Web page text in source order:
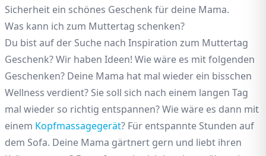
Sicherheit ein schönes Geschenk für deine Mama.
Was kann ich zum Muttertag schenken?
Du bist auf der Suche nach Inspiration zum Muttertag
Geschenk? Wir haben Ideen! Wie wäre es mit folgenden
Geschenken? Deine Mama hat mal wieder ein bisschen
Wellness verdient? Sie soll sich nach einem langen Tag
mal wieder so richtig entspannen? Wie wäre es dann mit
einem Kopfmassagegerät? Für entspannte Stunden auf
dem Sofa. Deine Mama gärtnert gern und liebt ihren